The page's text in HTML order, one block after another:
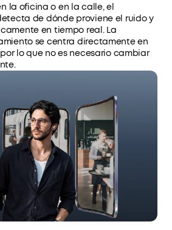
la oficina o en la calle, el
de dónde proviene el ruido y
en tiempo real. La
se centra directamente en
lo que no es necesario cambiar